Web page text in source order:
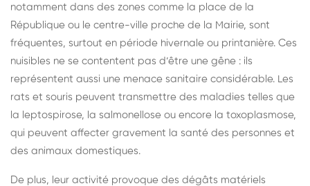
notamment dans des zones comme la place de la
République ou le centre-ville proche de la Mairie, sont
fréquentes, surtout en période hivernale ou printanière. Ces
nuisibles ne se contentent pas d’être une gêne : ils
représentent aussi une menace sanitaire considérable. Les
rats et souris peuvent transmettre des maladies telles que
la leptospirose, la salmonellose ou encore la toxoplasmose,
qui peuvent affecter gravement la santé des personnes et
des animaux domestiques.
De plus, leur activité provoque des dégâts matériels